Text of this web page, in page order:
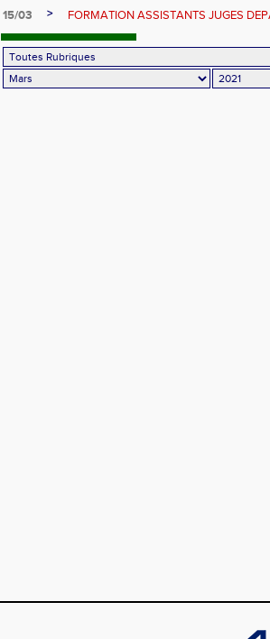
15/03 > FORMATION ASSISTANTS JUGES